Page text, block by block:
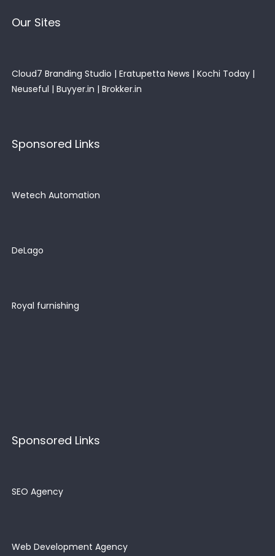
Our Sites
Cloud7 Branding Studio | Eratupetta News | Kochi Today |
Neuseful | Buyyer.in | Brokker.in
Sponsored Links
Wetech Automation
DeLago
Royal furnishing
Sponsored Links
SEO Agency
Web Development Agency